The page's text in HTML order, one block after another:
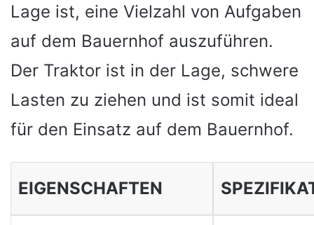
Lage ist, eine Vielzahl von Aufgaben
auf dem Bauernhof auszuführen.
Der Traktor ist in der Lage, schwere
Lasten zu ziehen und ist somit ideal
für den Einsatz auf dem Bauernhof.
EIGENSCHAFTEN